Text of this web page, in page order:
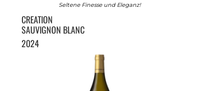
Seltene Finesse und Eleganz!
CREATION
SAUVIGNON BLANC
2024